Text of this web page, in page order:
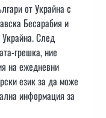
от Украйна с
Бесарабия и
Украйна. След
грешка, ние
на ежедневни
език за да може
информация за